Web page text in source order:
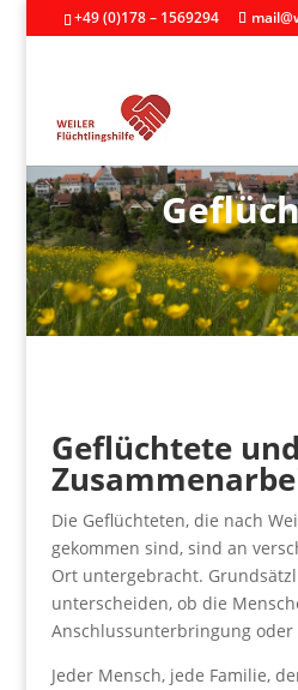
+49 (0)178 – 1569294
Geflüchtete und
Die Geflüchteten, die nach
gekommen sind, sind an
Ort untergebracht.
unterscheiden, ob die
Anschlussunterbringung
Jeder Mensch, jede Familie,